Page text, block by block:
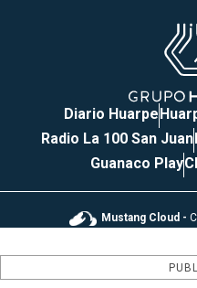
Diario Huarpe
Radio La 100 San Juan
Guanaco Play
Mustang Cloud -